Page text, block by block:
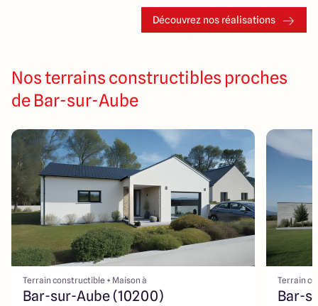
Découvrez nos réalisations
Nos terrains constructibles proches
de Bar-sur-Aube
Terrain constructible + Maison à
Bar-sur-Aube (10200)
Terrain
Bar-